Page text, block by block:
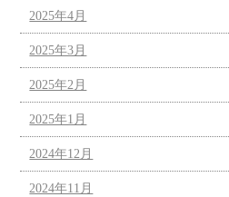
2025年4月
2025年3月
2025年2月
2025年1月
2024年12月
2024年11月